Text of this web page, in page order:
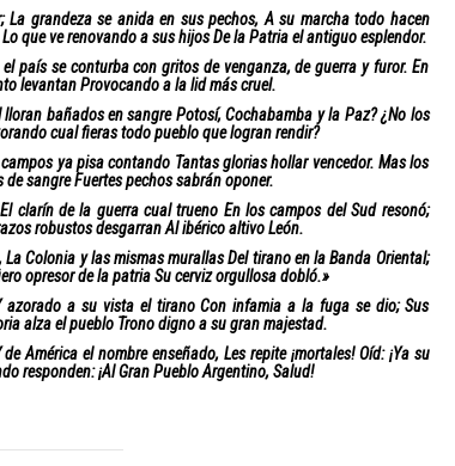
grandeza se anida en sus pechos, A su marcha todo hacen
que ve renovando a sus hijos De la Patria el antiguo esplendor.
país se conturba con gritos de venganza, de guerra y furor. En
levantan Provocando a la lid más cruel.
bañados en sangre Potosí, Cochabamba y la Paz? ¿No los
cual fieras todo pueblo que logran rendir?
ya pisa contando Tantas glorias hollar vencedor. Mas los
sangre Fuertes pechos sabrán oponer.
clarín de la guerra cual trueno En los campos del Sud resonó;
robustos desgarran Al ibérico altivo León.
Colonia y las mismas murallas Del tirano en la Banda Oriental;
opresor de la patria Su cerviz orgullosa dobló.»
a su vista el tirano Con infamia a la fuga se dio; Sus
alza el pueblo Trono digno a su gran majestad.
América el nombre enseñado, Les repite ¡mortales! Oíd: ¡Ya su
responden: ¡Al Gran Pueblo Argentino, Salud!